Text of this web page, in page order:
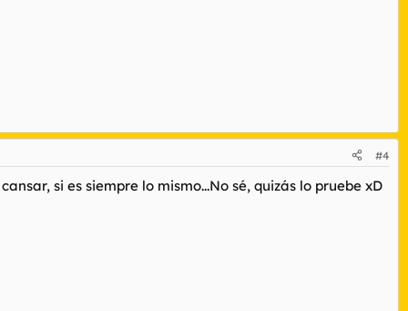
#4
si es siempre lo mismo...No sé, quizás lo pruebe xD